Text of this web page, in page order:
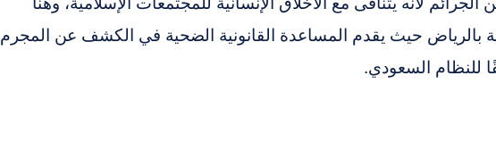
بالرياض حيث يقدم المساعدة القانونية الضحية في الكشف عن المجرم
للنظام السعودي.